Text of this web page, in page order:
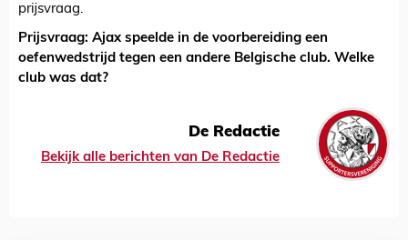
prijsvraag.
Prijsvraag: Ajax speelde in de voorbereiding een
oefenwedstrijd tegen een andere Belgische club. Welke
club was dat?
De Redactie
Bekijk alle berichten van De Redactie